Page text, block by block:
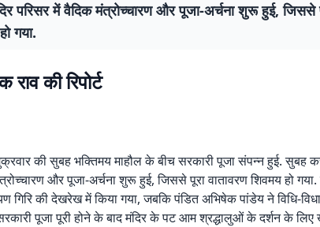
परिसर में वैदिक मंत्रोच्चारण और पूजा-अर्चना शुरू हुई, जिससे
गया.
की रिपोर्ट
की सुबह भक्तिमय माहौल के बीच सरकारी पूजा संपन्न हुई. सुबह
और पूजा-अर्चना शुरू हुई, जिससे पूरा वातावरण शिवमय हो
गिरि की देखरेख में किया गया, जबकि पंडित अभिषेक पांडेय ने विधि-
पूजा पूरी होने के बाद मंदिर के पट आम श्रद्धालुओं के दर्शन के लिए